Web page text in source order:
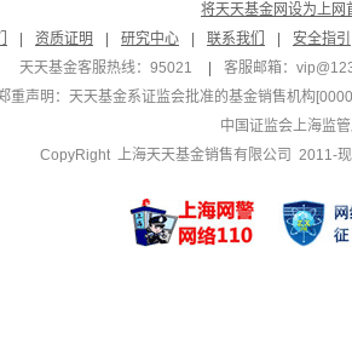
将天天基金网设为上网
资质证明 研究中心 联系我们
安全指引
天天基金客服热线：95021
客服邮箱：
重声明： 天天基金系证监会批准的基金销售机构
中国证监会上海监
CopyRight 上海天天基金销售有限公司 2011-